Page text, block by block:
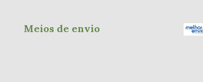
Meios de envio